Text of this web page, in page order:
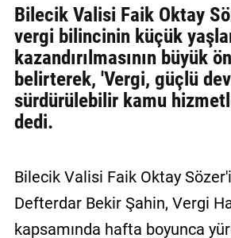
İletişim
Gizlilik
Politikası
Bilecik Valisi Faik Oktay
vergi bilincinin küçük
kazandırılmasının büyük
belirterek, 'Vergi, güçlü
sürdürülebilir kamu
dedi.
Bilecik Valisi Faik Oktay
Defterdar Bekir Şahin, Vergi
kapsamında hafta boyunca